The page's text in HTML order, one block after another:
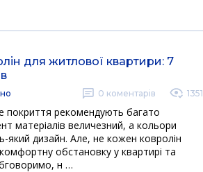
для житлової квартири: 7
0 коментарів 1351
покриття рекомендують багато
матеріалів величезний, а кольори
який дизайн. Але, не кожен ковролін
обстановку у квартирі та
н …